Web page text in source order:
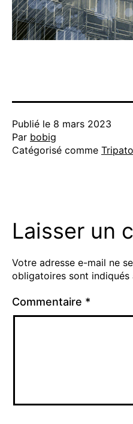
Publié le 8 mars 2023
Par bobig
Catégorisé comme
Laisser un
Votre adresse e-mail ne
obligatoires sont indiqués
Commentaire *